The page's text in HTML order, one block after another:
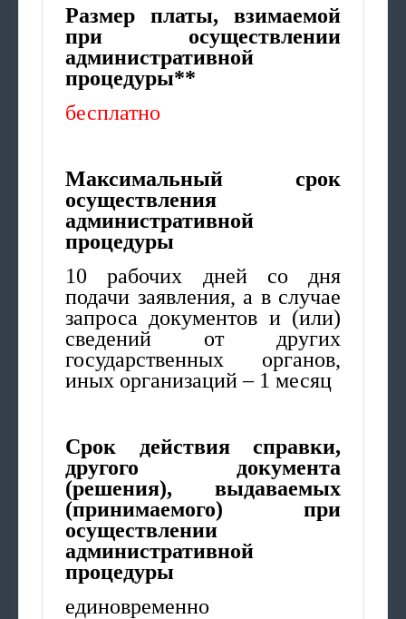
Размер платы, взимаемой
при осуществлении
административной
процедуры**
бесплатно
Максимальный срок
осуществления
административной
процедуры
10 рабочих дней со дня
подачи заявления, а в случае
запроса документов и (или)
сведений от других
государственных органов,
иных организаций – 1 месяц
Срок действия справки,
другого документа
(решения), выдаваемых
(принимаемого) при
осуществлении
административной
процедуры
единовременно